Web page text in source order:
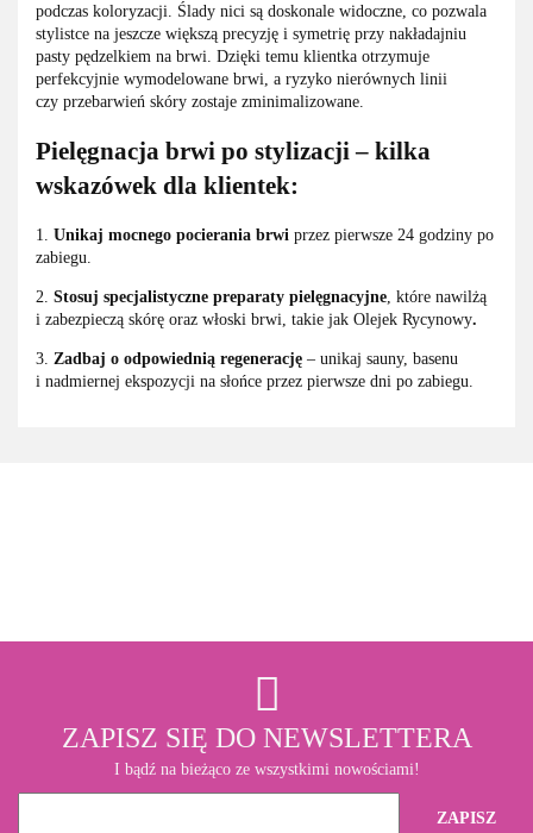
podczas koloryzacji. Ślady nici są doskonale widoczne, co pozwala
stylistce na jeszcze większą precyzję i symetrię przy nakładajniu
pasty pędzelkiem na brwi. Dzięki temu klientka otrzymuje
perfekcyjnie wymodelowane brwi, a ryzyko nierównych linii
czy przebarwień skóry zostaje zminimalizowane.
Pielęgnacja brwi po stylizacji – kilka
wskazówek dla klientek:
1. Unikaj mocnego pocierania brwi przez pierwsze 24 godziny po
zabiegu.
2. Stosuj specjalistyczne preparaty pielęgnacyjne, które nawilżą
i zabezpieczą skórę oraz włoski brwi, takie jak Olejek Rycynowy.
3. Zadbaj o odpowiednią regenerację – unikaj sauny, basenu
i nadmiernej ekspozycji na słońce przez pierwsze dni po zabiegu.
ZAPISZ SIĘ DO NEWSLETTERA
I bądź na bieżąco ze wszystkimi nowościami!